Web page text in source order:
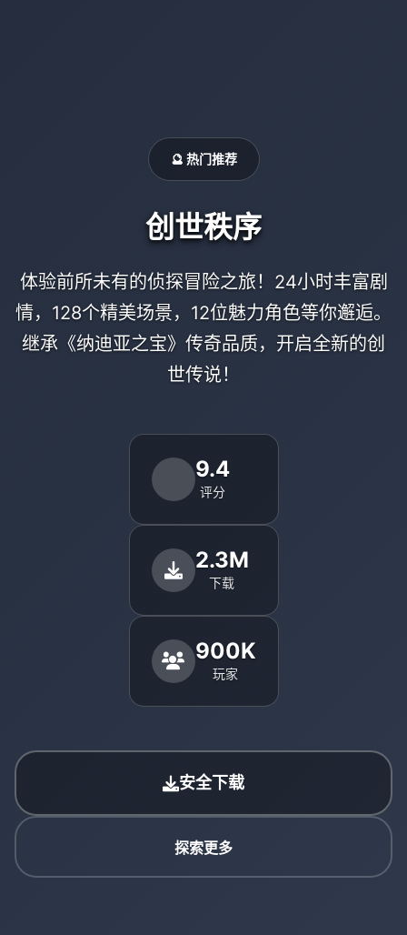
🔮 热门推荐
创世秩序
体验前所未有的侦探冒险之旅！24小时丰富剧
情，128个精美场景，12位魅力角色等你邂逅。
继承《纳迪亚之宝》传奇品质，开启全新的创
世传说！
9.4
评分
2.3M
下载
900K
玩家
安全下载
探索更多